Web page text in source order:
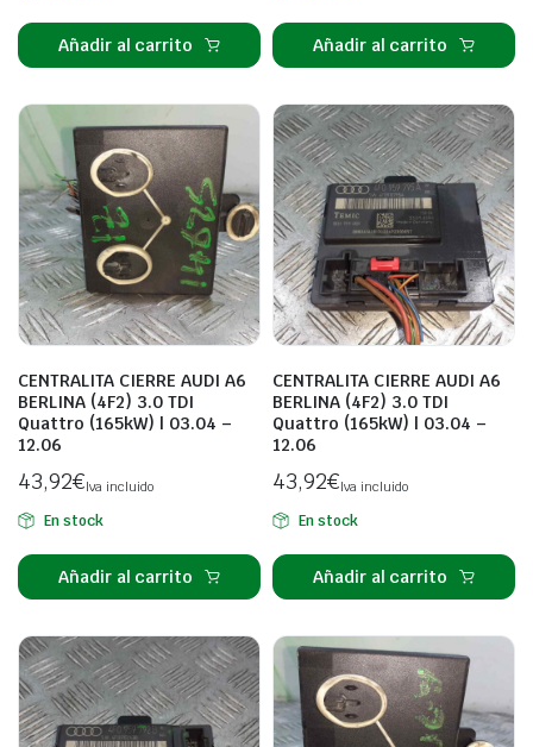
Añadir al carrito Añadir al carrito
CENTRALITA CIERRE AUDI A6
BERLINA (4F2) 3.0 TDI
Quattro (165kW) | 03.04 –
12.06
43,92€Iva incluido
En stock
Añadir al carrito
CENTRALITA CIERRE AUDI A6
BERLINA (4F2) 3.0 TDI
Quattro (165kW) | 03.04 –
12.06
43,92€Iva incluido
En stock
Añadir al carrito